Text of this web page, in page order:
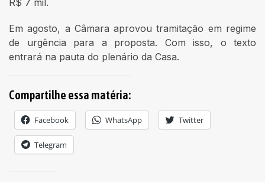
Em agosto, a Câmara aprovou tramitação em regime
de urgência para a proposta. Com isso, o texto
entrará na pauta do plenário da Casa.
Compartilhe essa matéria:
Facebook WhatsApp Twitter
Telegram